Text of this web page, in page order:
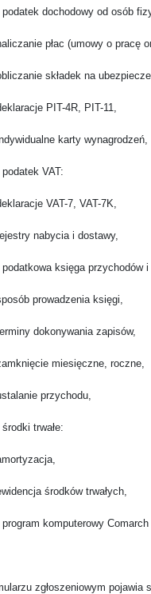
dochodowy od osób
płac (umowy o pracę
składek na
PIT-4R, PIT-11,
karty wynagrodzeń,
VAT:
VAT-7, VAT-7K,
nabycia i dostawy,
księga przychodów i
prowadzenia księgi,
dokonywania zapisów,
miesięczne, roczne,
przychodu,
trwałe:
środków trwałych,
komputerowy Comarch
zgłoszeniowym